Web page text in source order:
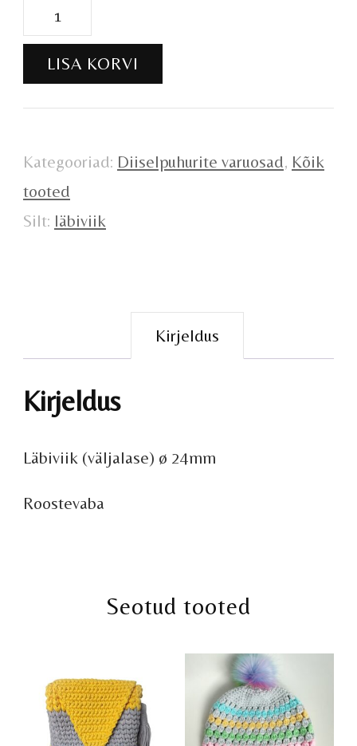
Läbiviik
D24mm
kogus
LISA KORVI
Kategooriad: Diiselpuhurite varuosad, Kõik
tooted
Silt: läbiviik
Kirjeldus
Kirjeldus
Läbiviik (väljalase) ø 24mm
Roostevaba
Seotud tooted